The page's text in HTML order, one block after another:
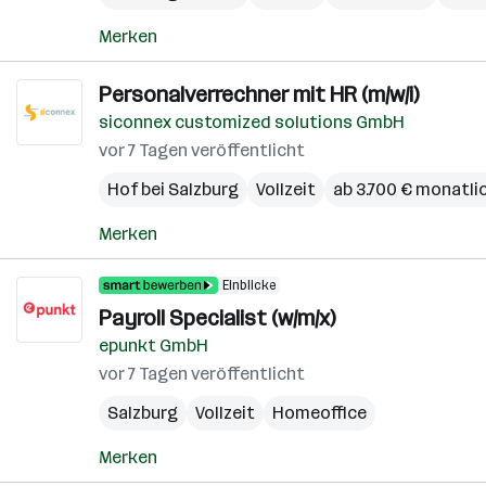
Merken
Personalverrechner mit HR (m/w/i)
siconnex customized solutions GmbH
vor 7 Tagen veröffentlicht
Hof bei Salzburg
Vollzeit ab 3.700 €
Merken
Einblicke
Payroll Specialist (w/m/x)
epunkt GmbH
vor 7 Tagen veröffentlicht
Salzburg
Vollzeit Homeoffice
Merken